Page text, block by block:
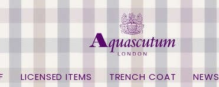
LICENSED ITEMS TRENCH COAT NEWS